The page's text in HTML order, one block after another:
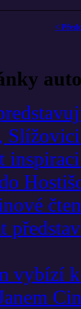
<
vybízí